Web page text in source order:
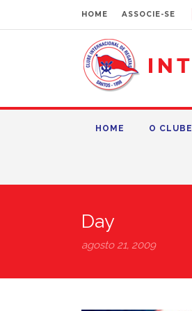
HOME ASSOCIE-SE
HOME O CLUBE
Day
agosto 21, 2009